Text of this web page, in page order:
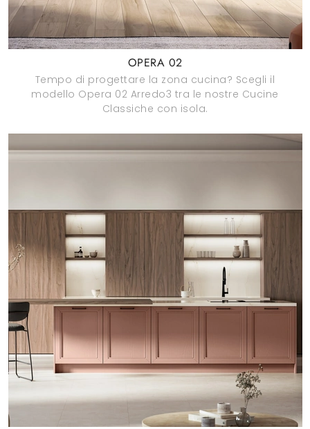
OPERA 02
Tempo di progettare la zona cucina? Scegli il
modello Opera 02 Arredo3 tra le nostre Cucine
Classiche con isola.